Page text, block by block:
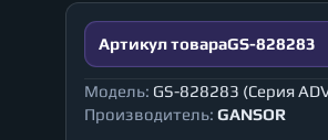
Артикул товараGS-828283
Модель: GS-828283 (Серия
Производитель: GANSOR